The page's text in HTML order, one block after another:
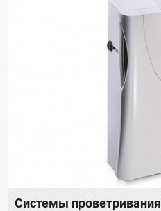
Системы проветривания